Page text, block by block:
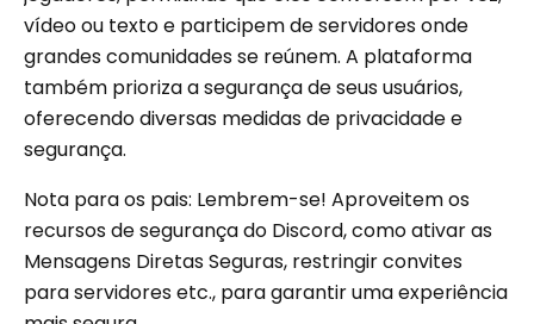
vídeo ou texto e participem de servidores onde
grandes comunidades se reúnem. A plataforma
também prioriza a segurança de seus usuários,
oferecendo diversas medidas de privacidade e
segurança.
Nota para os pais: Lembrem-se! Aproveitem os
recursos de segurança do Discord, como ativar as
Mensagens Diretas Seguras, restringir convites
para servidores etc., para garantir uma experiência